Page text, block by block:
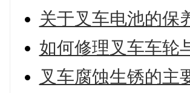
关于叉车电池的保
如何修理叉车车轮
叉车腐蚀生锈的主